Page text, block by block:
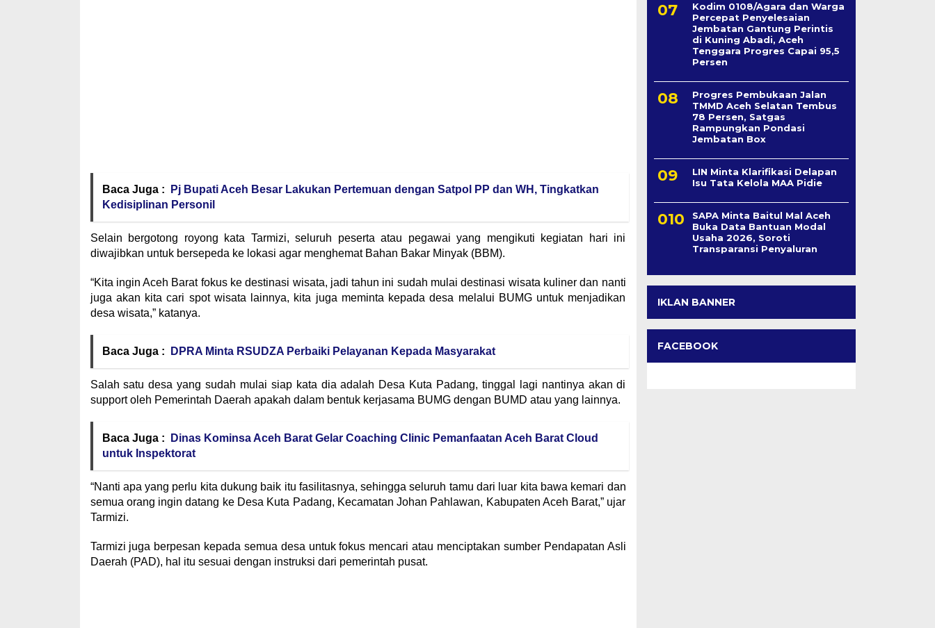
Baca Juga :
Pj Bupati Aceh Besar Lakukan Pertemuan dengan Satpol PP dan WH, Tingkatkan
Kedisiplinan Personil
Selain bergotong royong kata Tarmizi, seluruh peserta atau pegawai yang mengikuti kegiatan hari ini
diwajibkan untuk bersepeda ke lokasi agar menghemat Bahan Bakar Minyak (BBM).
“Kita ingin Aceh Barat fokus ke destinasi wisata, jadi tahun ini sudah mulai destinasi wisata kuliner dan nanti
juga akan kita cari spot wisata lainnya, kita juga meminta kepada desa melalui BUMG untuk menjadikan
desa wisata,” katanya.
Baca Juga : DPRA Minta RSUDZA Perbaiki Pelayanan Kepada Masyarakat
Salah satu desa yang sudah mulai siap kata dia adalah Desa Kuta Padang, tinggal lagi nantinya akan di
support oleh Pemerintah Daerah apakah dalam bentuk kerjasama BUMG dengan BUMD atau yang lainnya.
Baca Juga :
Dinas Kominsa Aceh Barat Gelar Coaching Clinic Pemanfaatan Aceh Barat Cloud
untuk Inspektorat
“Nanti apa yang perlu kita dukung baik itu fasilitasnya, sehingga seluruh tamu dari luar kita bawa kemari dan
semua orang ingin datang ke Desa Kuta Padang, Kecamatan Johan Pahlawan, Kabupaten Aceh Barat,” ujar
Tarmizi.
Tarmizi juga berpesan kepada semua desa untuk fokus mencari atau menciptakan sumber Pendapatan Asli
Daerah (PAD), hal itu sesuai dengan instruksi dari pemerintah pusat.
Kodim 0108/Agara dan Warga
Percepat Penyelesaian
Jembatan Gantung Perintis
di Kuning Abadi, Aceh
Tenggara Progres Capai 95,5
Persen
Progres Pembukaan Jalan
TMMD Aceh Selatan Tembus
78 Persen, Satgas
Rampungkan Pondasi
Jembatan Box
LIN Minta Klarifikasi Delapan
Isu Tata Kelola MAA Pidie
SAPA Minta Baitul Mal Aceh
Buka Data Bantuan Modal
Usaha 2026, Soroti
Transparansi Penyaluran
IKLAN BANNER
FACEBOOK